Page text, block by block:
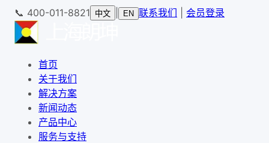
📞 400-011-8821 中文 EN 联系我们 会员登录
首页
关于我们
解决方案
新闻动态
产品中心
服务与支持